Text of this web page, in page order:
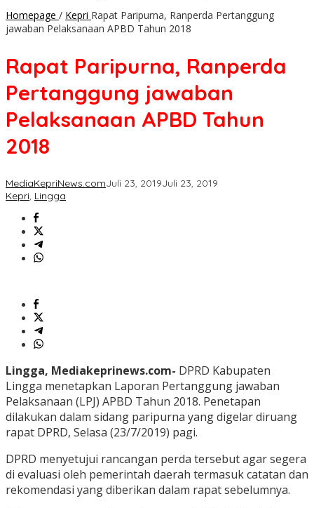
Homepage / Kepri Rapat Paripurna, Ranperda Pertanggung
jawaban Pelaksanaan APBD Tahun 2018
Rapat Paripurna, Ranperda
Pertanggung jawaban
Pelaksanaan APBD Tahun
2018
MediaKepriNews.comJuli 23, 2019Juli 23, 2019
Kepri, Lingga
Lingga, Mediakeprinews.com- DPRD Kabupaten
Lingga menetapkan Laporan Pertanggung jawaban
Pelaksanaan (LPJ) APBD Tahun 2018. Penetapan
dilakukan dalam sidang paripurna yang digelar diruang
rapat DPRD, Selasa (23/7/2019) pagi.
DPRD menyetujui rancangan perda tersebut agar segera
di evaluasi oleh pemerintah daerah termasuk catatan dan
rekomendasi yang diberikan dalam rapat sebelumnya.